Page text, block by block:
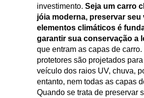
investimento. Seja um carro
jóia moderna, preservar
elementos climáticos é
garantir sua conservação a
que entram as capas de
protetores são projetados
veículo dos raios UV, chuva,
entanto, nem todas as capas
Quando se trata de preservar